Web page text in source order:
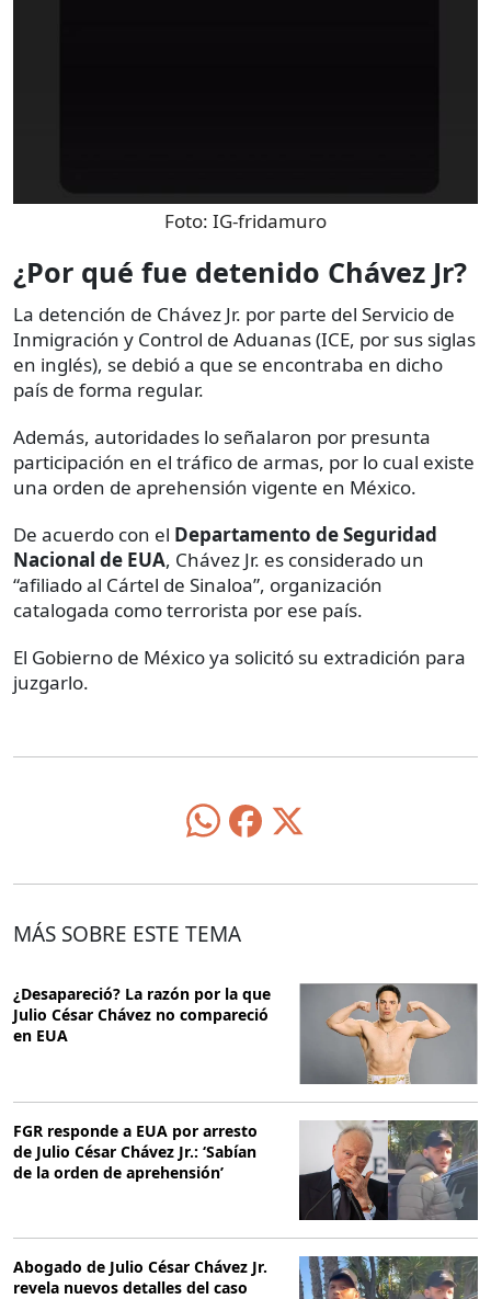
Foto: IG-fridamuro
¿Por qué fue detenido Chávez Jr?
La detención de Chávez Jr. por parte del Servicio de
Inmigración y Control de Aduanas (ICE, por sus siglas
en inglés), se debió a que se encontraba en dicho
país de forma regular.
Además, autoridades lo señalaron por presunta
participación en el tráfico de armas, por lo cual existe
una orden de aprehensión vigente en México.
De acuerdo con el Departamento de Seguridad
Nacional de EUA, Chávez Jr. es considerado un
“afiliado al Cártel de Sinaloa”, organización
catalogada como terrorista por ese país.
El Gobierno de México ya solicitó su extradición para
juzgarlo.
MÁS SOBRE ESTE TEMA
¿Desapareció? La razón por la que
Julio César Chávez no compareció
en EUA
FGR responde a EUA por arresto
de Julio César Chávez Jr.: ‘Sabían
de la orden de aprehensión’
Abogado de Julio César Chávez Jr.
revela nuevos detalles del caso